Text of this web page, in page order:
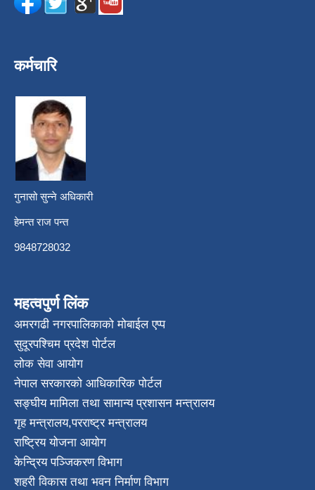
कर्मचारि
गुनासो सुन्ने अधिकारी
हेमन्त राज पन्त
9848728032
महत्वपुर्ण लिंक
अमरगढी नगरपालिकाको मोबाईल एप्प
सुदूरपश्चिम प्रदेश पोर्टल
लोक सेवा आयोग
नेपाल सरकारको आधिकारिक पोर्टल
सङ्घीय मामिला तथा सामान्य प्रशासन मन्त्रालय
गृह मन्त्रालय,परराष्ट्र मन्त्रालय
राष्ट्रिय योजना आयोग
केन्द्रिय पञ्जिकरण विभाग
शहरी विकास तथा भवन निर्माण विभाग